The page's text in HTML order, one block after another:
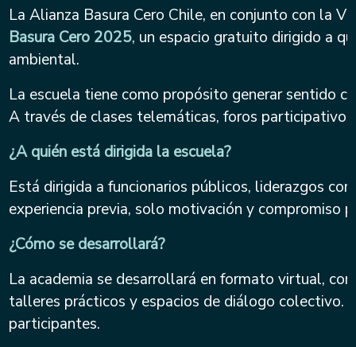
La Alianza Basura Cero Chile, en conjunto con la
Basura Cero 2025, un espacio gratuito dirigido a
ambiental.
La escuela tiene como propósito generar sentido
A través de clases telemáticas, foros
¿A quién está dirigida la escuela?
Está dirigida a funcionarios públicos, liderazgos
experiencia previa, solo motivación y compromiso
¿Cómo se desarrollará?
La academia se desarrollará en formato virtual,
talleres prácticos y espacios de diálogo colectivo.
participantes.